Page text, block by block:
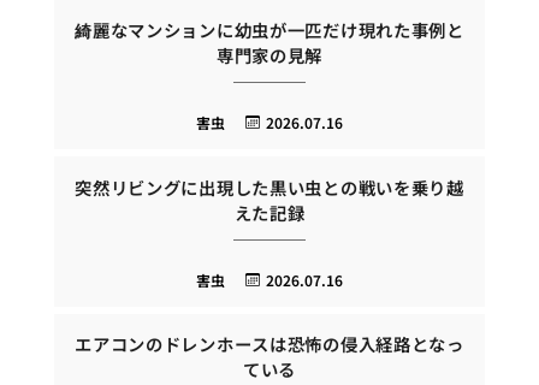
綺麗なマンションに幼虫が一匹だけ現れた事例と
専門家の見解
2026.07.16
害虫
突然リビングに出現した黒い虫との戦いを乗り越
えた記録
2026.07.16
害虫
エアコンのドレンホースは恐怖の侵入経路となっ
ている